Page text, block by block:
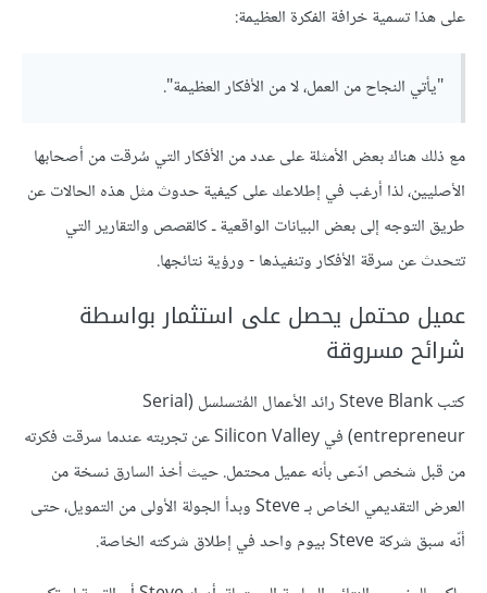
على هذا تسمية خرافة الفكرة العظيمة:
"يأتي النجاح من العمل، لا من الأفكار العظيمة".
مع ذلك هناك بعض الأمثلة على عدد من الأفكار التي سُرقت من أصحابها
الأصليين، لذا أرغب في إطلاعك على كيفية حدوث مثل هذه الحالات عن
طريق التوجه إلى بعض البيانات الواقعية ـ كالقصص والتقارير التي
تتحدث عن سرقة الأفكار وتنفيذها - ورؤية نتائجها.
عميل محتمل يحصل على استثمار بواسطة
شرائح مسروقة
كتب Steve Blank رائد الأعمال المُتسلسل (Serial
entrepreneur) في Silicon Valley عن تجربته عندما سرقت فكرته
من قبل شخص ادّعى بأنه عميل محتمل. حيث أخذ السارق نسخة من
العرض التقديمي الخاص بـ Steve وبدأ الجولة الأولى من التمويل، حتى
أنّه سبق شركة Steve بيوم واحد في إطلاق شركته الخاصة.